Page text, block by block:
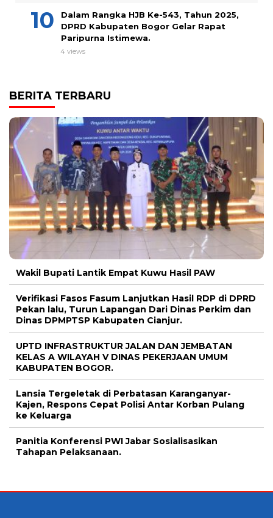
Dalam Rangka HJB Ke-543, Tahun 2025,
DPRD Kabupaten Bogor Gelar Rapat
Paripurna Istimewa.
4 views
BERITA TERBARU
Wakil Bupati Lantik Empat Kuwu Hasil PAW
Verifikasi Fasos Fasum Lanjutkan Hasil RDP di DPRD
Pekan lalu, Turun Lapangan Dari Dinas Perkim dan
Dinas DPMPTSP Kabupaten Cianjur.
UPTD INFRASTRUKTUR JALAN DAN JEMBATAN
KELAS A WILAYAH V DINAS PEKERJAAN UMUM
KABUPATEN BOGOR.
Lansia Tergeletak di Perbatasan Karanganyar-
Kajen, Respons Cepat Polisi Antar Korban Pulang
ke Keluarga
Panitia Konferensi PWI Jabar Sosialisasikan
Tahapan Pelaksanaan.